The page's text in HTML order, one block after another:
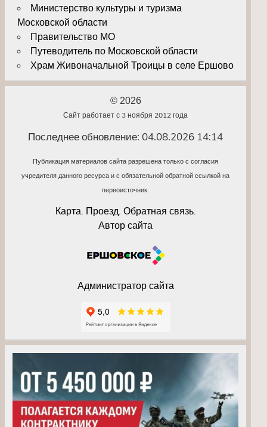
Министерство культуры и туризма
Московской области
Правительство МО
Путеводитель по Московской области
Храм Живоначальной Троицы в селе Ершово
© 2026
Сайт работает с 3 ноября 2012 года
Последнее обновление: 04.08.2026 14:14
Публикация материалов сайта разрешена только с согласия
учредителя данного ресурса и с обязательной обратной ссылкой на
первоисточник.
Карта. Проезд. Обратная связь.
Автор сайта
Администратор сайта